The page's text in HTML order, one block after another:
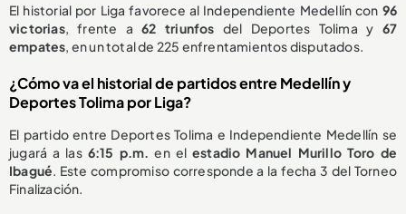
El historial por Liga favorece al Independiente Medellín con 96
victorias, frente a62 triunfos del Deportes Tolima y 67
empates, en un total de 225 enfrentamientos disputados.
¿Cómo va el historial de partidos entre Medellín y
Deportes Tolima por Liga?
El partido entre Deportes Tolima e Independiente Medellín se
jugará a las 6:15 p.m. en elestadio Manuel Murillo Toro de
Ibagué. Este compromiso corresponde a la fecha 3 del Torneo
Finalización.